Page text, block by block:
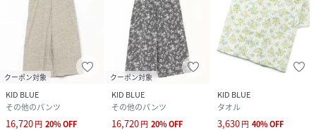
クーポン対象
KID BLUE
その他のパンツ
16,720円 20%OFF
クーポン対象
KID BLUE
その他のパンツ
16,720円 20%OFF
KID BLUE
タオル
3,630円 40%OFF